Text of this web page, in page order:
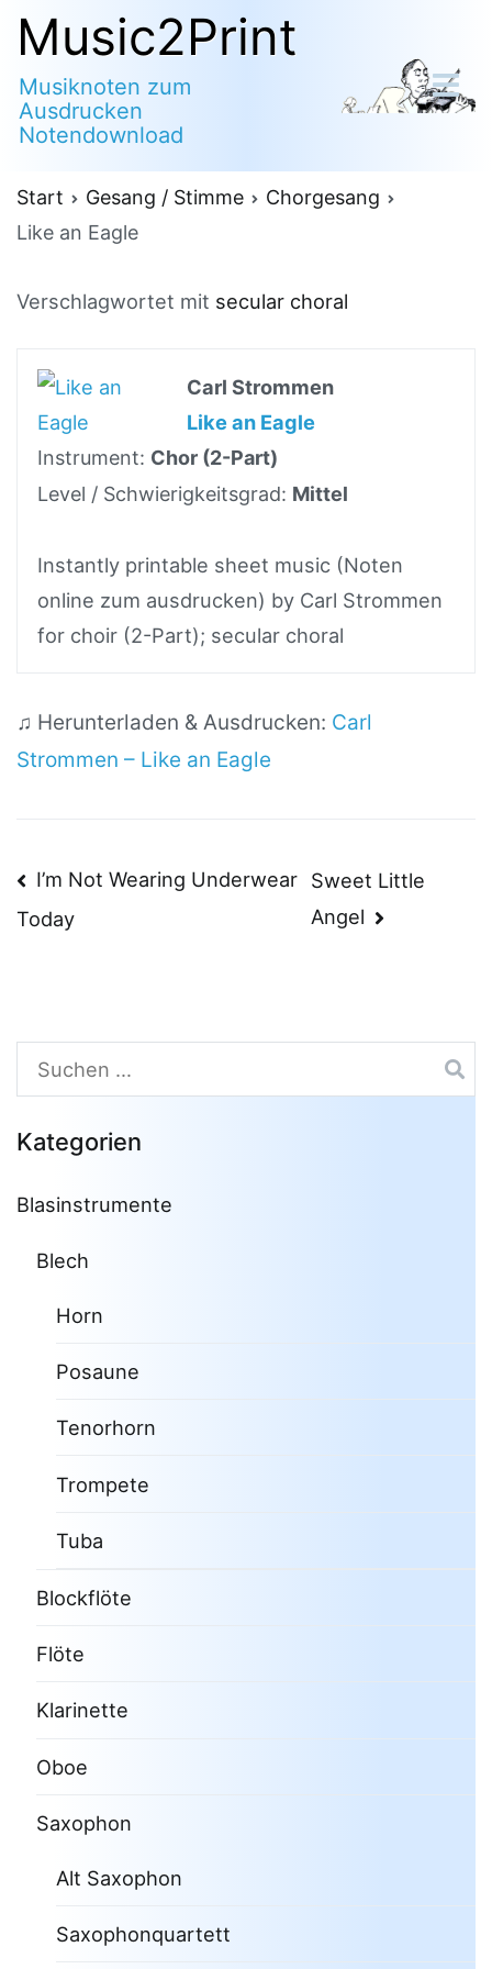
Zum
Inhalt
springen
Music2Print
Musiknoten zum
Ausdrucken
Notendownload
Start Gesang / Stimme
Chorgesang
Like an Eagle
Verschlagwortet mit secular choral
Carl Strommen
Like an Eagle
Instrument: Chor (2-Part)
Level / Schwierigkeitsgrad: Mittel
Instantly printable sheet music (Noten
online zum ausdrucken) by Carl Strommen
for choir (2-Part); secular choral
♫ Herunterladen & Ausdrucken: Carl
Strommen – Like an Eagle
Beitragsnavigation
I’m Not Wearing Underwear
Today
Sweet Little
Angel
Suchen
nach:
Kategorien
Blasinstrumente
Blech
Horn
Posaune
Tenorhorn
Trompete
Tuba
Blockflöte
Flöte
Klarinette
Oboe
Saxophon
Alt Saxophon
Saxophonquartett